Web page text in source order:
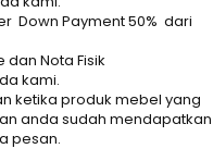
Down Payment 50% dari
Nota Fisik
kami.
ketika produk mebel yang
anda sudah mendapatkan
pesan.